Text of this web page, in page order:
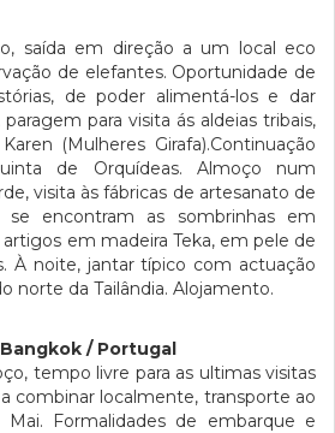
saída em direção a um local eco
de elefantes. Oportunidade de
de poder alimentá-los e dar
para visita ás aldeias tribais,
(Mulheres Girafa).Continuação
de Orquídeas. Almoço num
visita às fábricas de artesanato de
se encontram as sombrinhas em
em madeira Teka, em pele de
À noite, jantar típico com actuação
norte da Tailândia. Alojamento.
Bangkok / Portugal
tempo livre para as ultimas visitas
combinar localmente, transporte ao
Formalidades de embarque e